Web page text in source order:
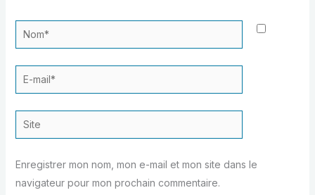
Nom*
E-
mail*
Site
Enregistrer mon nom, mon e-mail et mon site dans le
navigateur pour mon prochain commentaire.